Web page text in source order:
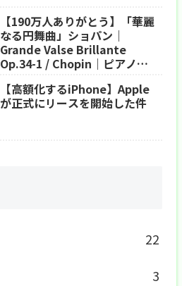
【190万人ありがとう】「華麗
なる円舞曲」ショパン｜
Grande Valse Brillante
Op.34-1 / Chopin｜ピアノ｜
【高額化するiPhone】Apple
が正式にリースを開始した件
22
3